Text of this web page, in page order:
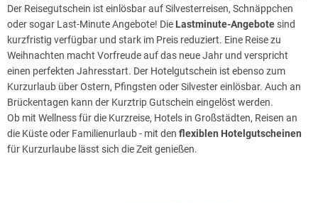
Der Reisegutschein ist einlösbar auf Silvesterreisen, Schnäppchen
oder sogar Last-Minute Angebote! Die Lastminute-Angebote sind
kurzfristig verfügbar und stark im Preis reduziert. Eine Reise zu
Weihnachten macht Vorfreude auf das neue Jahr und verspricht
einen perfekten Jahresstart. Der Hotelgutschein ist ebenso zum
Kurzurlaub über Ostern, Pfingsten oder Silvester einlösbar. Auch an
Brückentagen kann der Kurztrip Gutschein eingelöst werden.
Ob mit Wellness für die Kurzreise, Hotels in Großstädten, Reisen an
die Küste oder Familienurlaub - mit den flexiblen Hotelgutscheinen
für Kurzurlaube lässt sich die Zeit genießen.